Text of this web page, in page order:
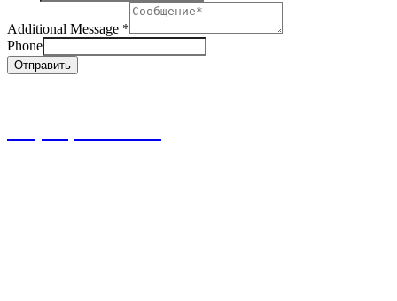
Additional Message *
Phone
Отправить